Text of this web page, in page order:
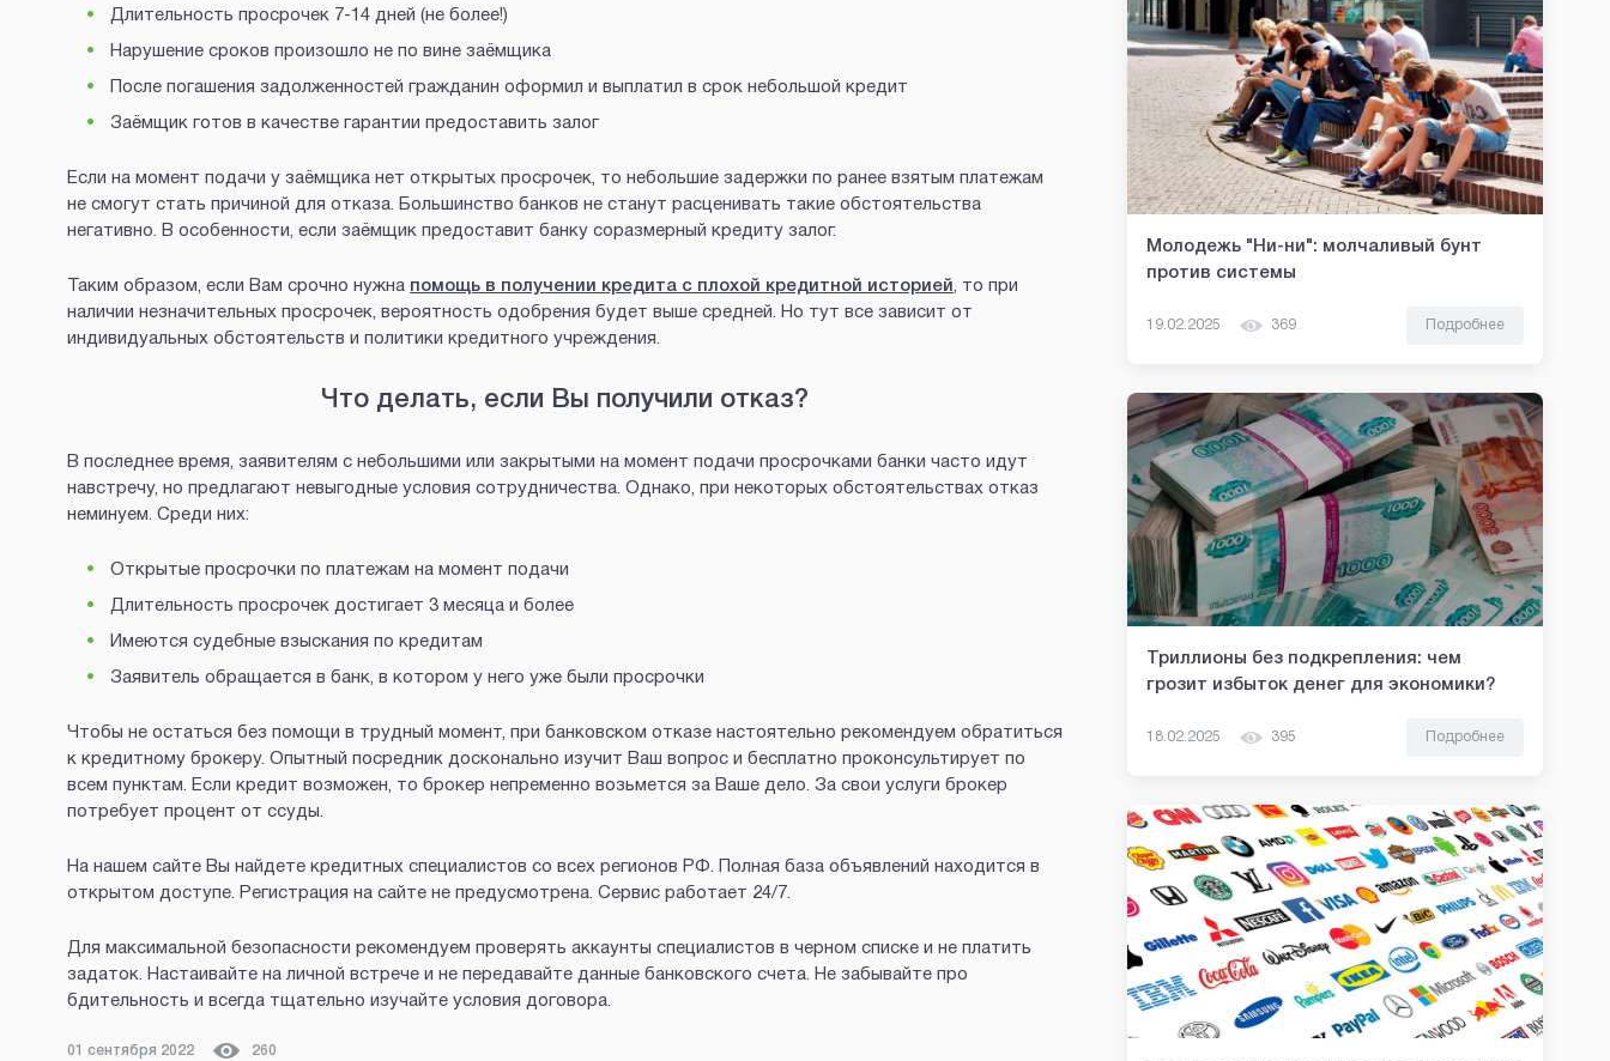
Длительность просрочек 7-14 дней (не более!)
Нарушение сроков произошло не по вине заёмщика
После погашения задолженностей гражданин оформил и выплатил в срок небольшой кредит
Заёмщик готов в качестве гарантии предоставить залог
Если на момент подачи у заёмщика нет открытых просрочек, то небольшие задержки по ранее взятым платежам
не смогут стать причиной для отказа. Большинство банков не станут расценивать такие обстоятельства
негативно. В особенности, если заёмщик предоставит банку соразмерный кредиту залог.
Таким образом, если Вам срочно нужна помощь в получении кредита с плохой кредитной историей, то при
наличии незначительных просрочек, вероятность одобрения будет выше средней. Но тут все зависит от
индивидуальных обстоятельств и политики кредитного учреждения.
Что делать, если Вы получили отказ?
В последнее время, заявителям с небольшими или закрытыми на момент подачи просрочками банки часто идут
навстречу, но предлагают невыгодные условия сотрудничества. Однако, при некоторых обстоятельствах отказ
неминуем. Среди них:
Открытые просрочки по платежам на момент подачи
Длительность просрочек достигает 3 месяца и более
Имеются судебные взыскания по кредитам
Заявитель обращается в банк, в котором у него уже были просрочки
Чтобы не остаться без помощи в трудный момент, при банковском отказе настоятельно рекомендуем обратиться
к кредитному брокеру. Опытный посредник досконально изучит Ваш вопрос и бесплатно проконсультирует по
всем пунктам. Если кредит возможен, то брокер непременно возьмется за Ваше дело. За свои услуги брокер
потребует процент от ссуды.
На нашем сайте Вы найдете кредитных специалистов со всех регионов РФ. Полная база объявлений находится в
открытом доступе. Регистрация на сайте не предусмотрена. Сервис работает 24/7.
Для максимальной безопасности рекомендуем проверять аккаунты специалистов в черном списке и не платить
задаток. Настаивайте на личной встрече и не передавайте данные банковского счета. Не забывайте про
бдительность и всегда тщательно изучайте условия договора.
01 сентября 2022 260
Молодежь "Ни-ни": молчаливый бунт
против системы
19.02.2025 369 Подробнее
Триллионы без подкрепления: чем
грозит избыток денег для экономики?
18.02.2025 395 Подробнее